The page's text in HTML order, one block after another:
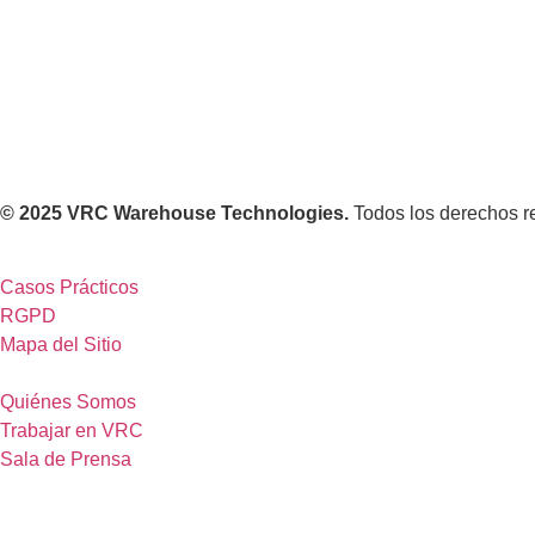
© 2025 VRC Warehouse Technologies. Todos los derechos
Casos Prácticos
RGPD
Mapa del Sitio
Quiénes Somos
Trabajar en VRC
Sala de Prensa